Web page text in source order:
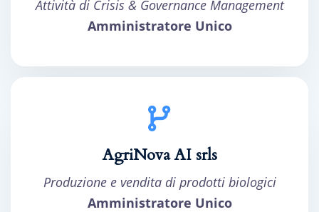
Attività di Crisis & Governance Management
Amministratore Unico
AgriNova AI srls
Produzione e vendita di prodotti biologici
Amministratore Unico